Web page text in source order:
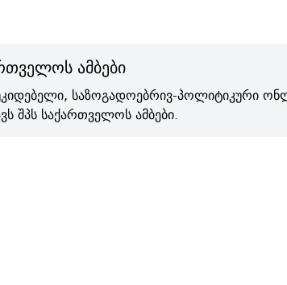
ამბები
საზოგადოებრივ-პოლიტიკური
შპს საქართველოს ამბები.